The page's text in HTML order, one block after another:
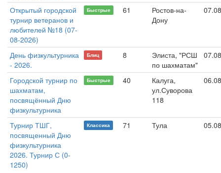
Открытый городской
турнир ветеранов и
любителей №18 (07-
08-2026)
Быстрые 61
Ростов-на-
Дону
День физкультурника
- 2026.
Блиц 8
Элиста, "РСШ
по шахматам"
Городской турнир по
шахматам,
посвящённый Дню
физкультурника
Быстрые 40
Калуга,
ул.Суворова
118
Турнир ТШГ,
посвященный Дню
физкультурника
2026. Турнир С (0-
1250)
Классика 71 Тула